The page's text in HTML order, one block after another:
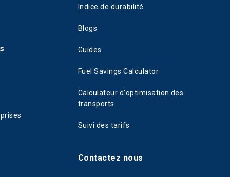
Indice de durabilité
Blogs
Guides
Fuel Savings Calculator
Calculateur d'optimisation des
transports
Suivi des tarifs
Contactez nous